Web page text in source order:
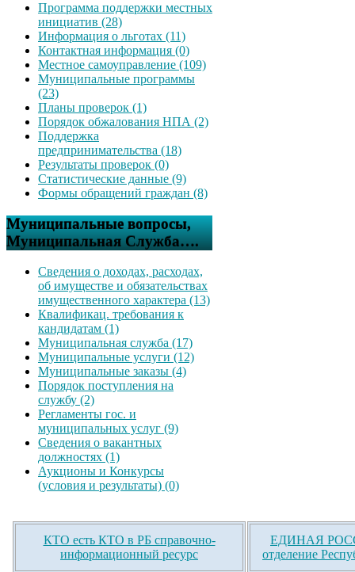
Программа поддержки местных
инициатив (28)
Информация о льготах (11)
Контактная информация (0)
Местное самоуправление (109)
Муниципальные программы
(23)
Планы проверок (1)
Порядок обжалования НПА (2)
Поддержка
предпринимательства (18)
Результаты проверок (0)
Статистические данные (9)
Формы обращений граждан (8)
Муниципальные вопросы,
Муниципальная Служба….
Сведения о доходах, расходах,
об имуществе и обязательствах
имущественного характера (13)
Квалификац. требования к
кандидатам (1)
Муниципальная служба (17)
Муниципальные услуги (12)
Муниципальные заказы (4)
Порядок поступления на
службу (2)
Регламенты гос. и
муниципальных услуг (9)
Сведения о вакантных
должностях (1)
Аукционы и Конкурсы
(условия и результаты) (0)
КТО есть КТО в РБ справочно-
информационный ресурс
ЕДИНАЯ
отделение